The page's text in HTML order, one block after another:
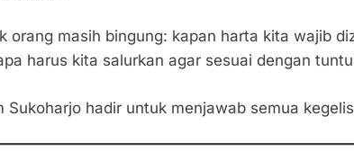
orang masih bingung: kapan harta kita wajib
harus kita salurkan agar sesuai dengan
Sukoharjo hadir untuk menjawab semua